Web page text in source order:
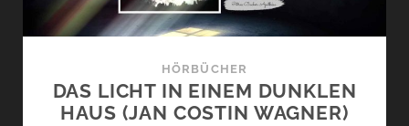
HÖRBÜCHER
DAS LICHT IN EINEM DUNKLEN
HAUS (JAN COSTIN WAGNER)